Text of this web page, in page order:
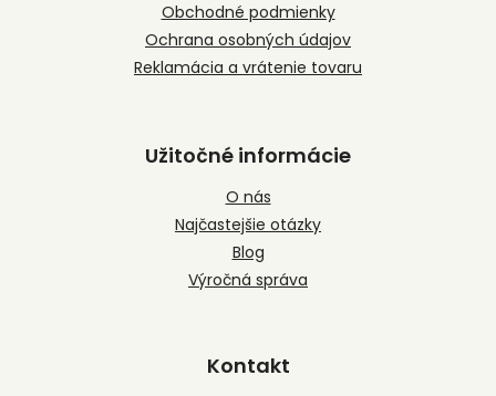
Obchodné podmienky
Ochrana osobných údajov
Reklamácia a vrátenie tovaru
Užitočné informácie
O nás
Najčastejšie otázky
Blog
Výročná správa
Kontakt